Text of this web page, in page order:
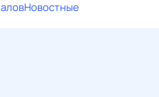
Новостные